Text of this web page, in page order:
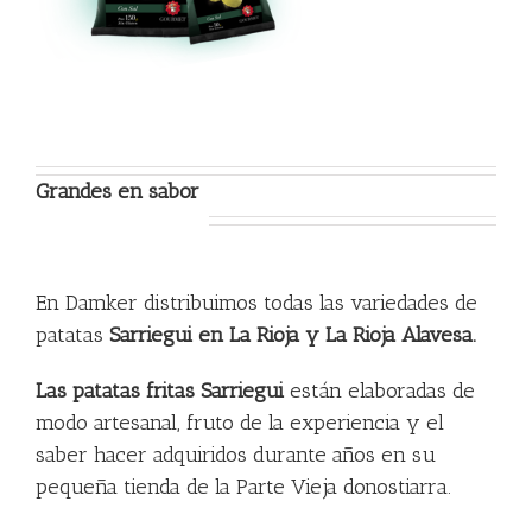
Grandes en sabor
En Damker distribuimos todas las variedades de
patatas Sarriegui en La Rioja y La Rioja Alavesa.
Las patatas fritas Sarriegui están elaboradas de
modo artesanal, fruto de la experiencia y el
saber hacer adquiridos durante años en su
pequeña tienda de la Parte Vieja donostiarra.